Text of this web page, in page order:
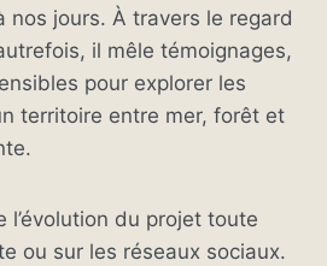
nos jours. À travers le regard
il mêle témoignages,
pour explorer les
territoire entre mer, forêt et
l’évolution du projet toute
ou sur les réseaux sociaux.